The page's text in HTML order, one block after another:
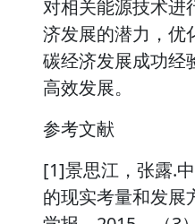
对相关能源技术进
济发展的潜力，优
碳经济发展成功经
高效发展。
参考文献
[1]景思江，张露.
的现实考量和发展